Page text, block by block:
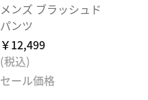
メンズ ブラッシュド
パンツ
￥12,499
(税込)
セール価格